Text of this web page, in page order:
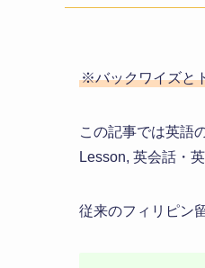
※バックワイズと
この記事では英語
Lesson, 英会話・
従来のフィリピン